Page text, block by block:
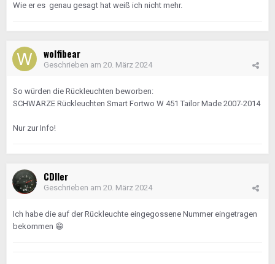
Wie er es genau gesagt hat weiß ich nicht mehr.
wolfibear
Geschrieben am 20. März 2024
So würden die Rückleuchten beworben:
SCHWARZE Rückleuchten Smart Fortwo W 451 Tailor Made 2007-2014
Nur zur Info!
CDIler
Geschrieben am 20. März 2024
Ich habe die auf der Rückleuchte eingegossene Nummer eingetragen
bekommen 😁